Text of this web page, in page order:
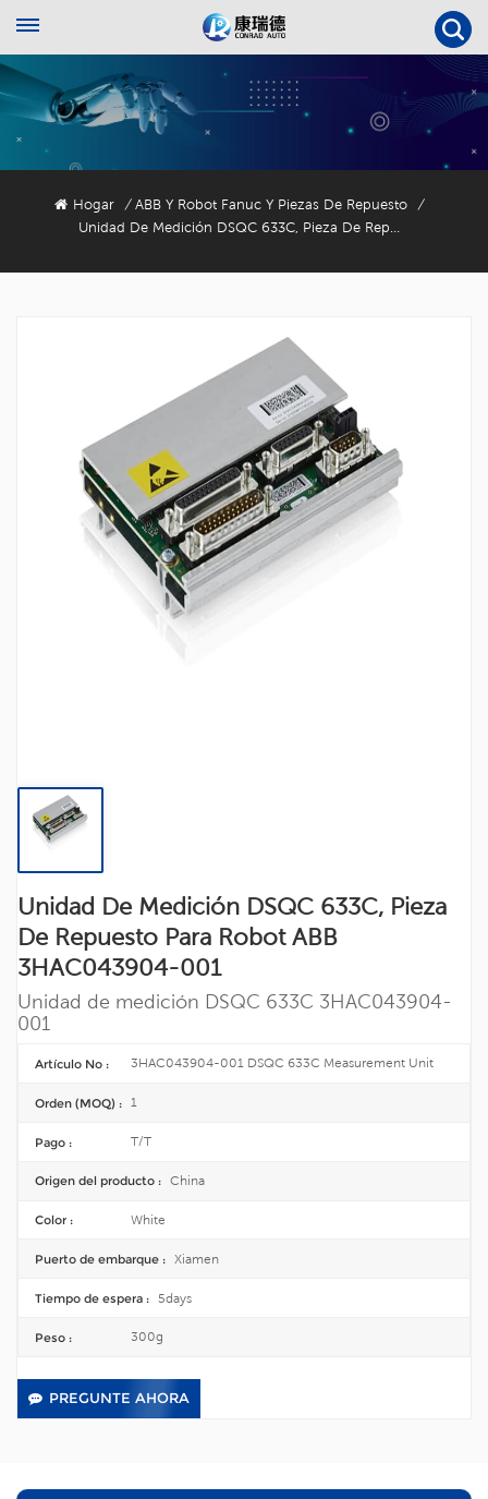
Hogar / ABB Y Robot Fanuc Y Piezas De Repuesto
/
Unidad De Medición DSQC 633C, Pieza
De Repuesto Para Robot ABB
3HAC043904-001
Unidad de medición DSQC 633C 3HAC043904-
001
Artículo No : 3HAC043904-001 DSQC 633C Measurement Unit
Orden (MOQ) : 1
Pago : T/T
Origen del producto : China
Color : White
Puerto de embarque : Xiamen
Tiempo de espera : 5days
Peso : 300g
PREGUNTE AHORA